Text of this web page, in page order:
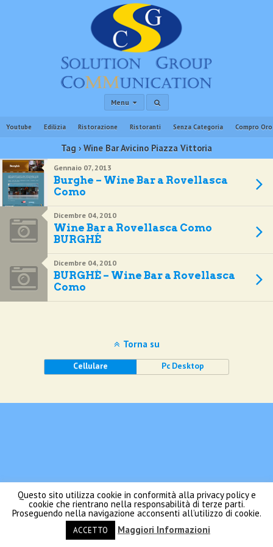
Menu
Youtube Edilizia Ristorazione Ristoranti Senza Categoria Compro Oro
Tag › Wine Bar Avicino Piazza Vittoria
Gennaio 07, 2013
Burghe – Wine Bar a Rovellasca
Como
Dicembre 04, 2010
Wine Bar a Rovellasca Como
BURGHÉ
Dicembre 04, 2010
BURGHÉ – Wine Bar a Rovellasca
Como
Questo sito utilizza cookie in conformità alla privacy policy e
cookie che rientrano nella responsabilità di terze parti.
Proseguendo nella navigazione acconsenti all’utilizzo di cookie.
ACCETTO Maggiori Informazioni
Torna su
Cellulare Pc Desktop